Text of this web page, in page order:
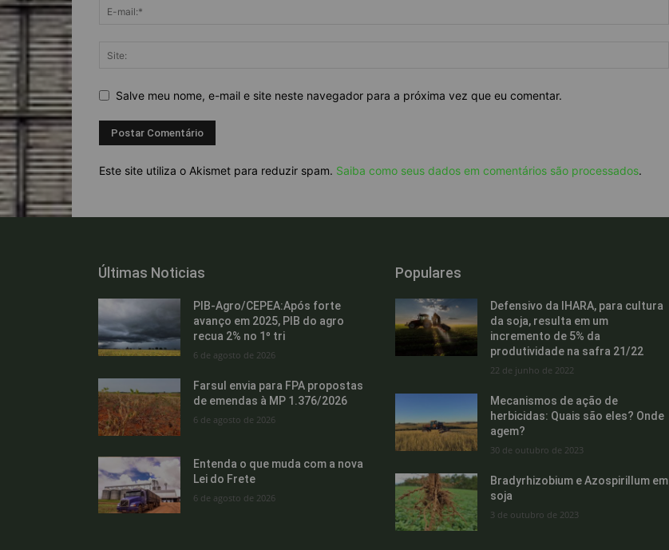
Salve meu nome, e-mail e site neste navegador para a próxima vez que eu comentar.
Este site utiliza o Akismet para reduzir spam. Saiba como seus dados em comentários são processados.
Últimas Noticias
PIB-Agro/CEPEA:Após forte
avanço em 2025, PIB do agro
recua 2% no 1º tri
6 de agosto de 2026
Farsul envia para FPA propostas
de emendas à MP 1.376/2026
6 de agosto de 2026
Entenda o que muda com a nova
Lei do Frete
6 de agosto de 2026
Populares
Defensivo da IHARA, para cultura
da soja, resulta em um
incremento de 5% da
produtividade na safra 21/22
22 de junho de 2022
Mecanismos de ação de
herbicidas: Quais são eles? Onde
agem?
30 de outubro de 2023
Bradyrhizobium e Azospirillum em
soja
3 de outubro de 2023